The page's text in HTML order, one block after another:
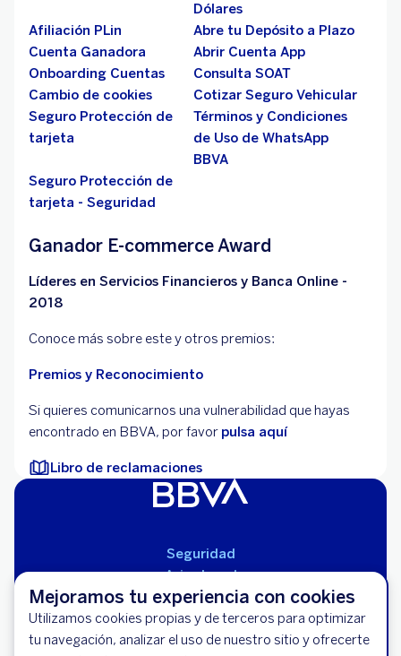
Mejoramos tu experiencia con cookies
Utilizamos cookies propias y de terceros para optimizar
tu navegación, analizar el uso de nuestro sitio y ofrecerte
Solicita tu Tarjeta de Crédito BBVA
Miles de descuentos y Paga en Cuotas
sin Intereses.
Dólares
Afiliación PLin
Abre tu Depósito a Plazo
Cuenta Ganadora
Abrir Cuenta App
Onboarding Cuentas
Consulta SOAT
Cambio de cookies
Cotizar Seguro Vehicular
Seguro Protección de
tarjeta
Términos y Condiciones
de Uso de WhatsApp
BBVA
Seguro Protección de
tarjeta - Seguridad
Ganador E-commerce Award
Líderes en Servicios Financieros y Banca Online -
2018
Conoce más sobre este y otros premios:
Premios y Reconocimiento
Si quieres comunicarnos una vulnerabilidad que hayas
encontrado en BBVA, por favor pulsa aquí
Libro de reclamaciones
Seguridad
Aviso Legal
Cláusulas Generales de Contratación
Mapa del Sitio
Libro de Reclamaciones